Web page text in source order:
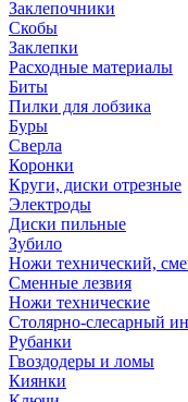
Заклепочники
Скобы
Заклепки
Расходные материалы
Биты
Пилки для лобзика
Буры
Сверла
Коронки
Круги, диски отрезные
Электроды
Диски пильные
Зубило
Ножи технический,
Сменные лезвия
Ножи технические
Столярно-слесарный
Рубанки
Гвоздодеры и ломы
Киянки